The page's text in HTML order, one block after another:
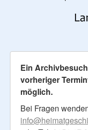
Ein
vorheriger
möglich.
Bei Fragen